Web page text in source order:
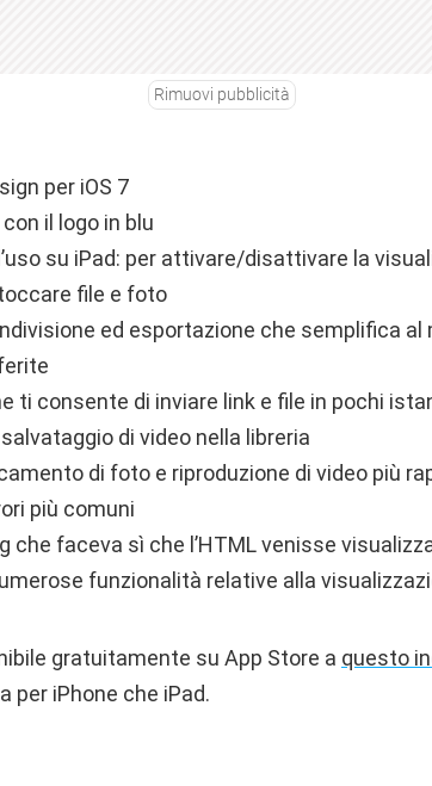
Rimuovi pubblicità
per iOS 7
il logo in blu
su iPad: per attivare/disattivare la
file e foto
ed esportazione che semplifica al
ti consente di inviare link e file in pochi
di video nella libreria
di foto e riproduzione di video più
più comuni
che faceva sì che l’HTML venisse
funzionalità relative alla
gratuitamente su App Store a questo
per iPhone che iPad.